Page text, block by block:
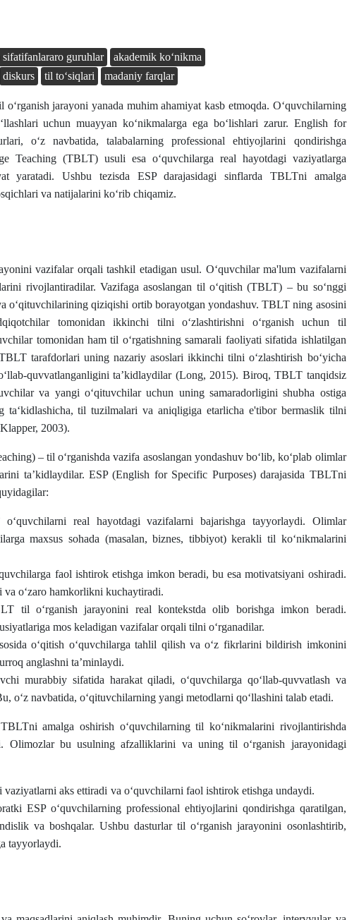
sifatifanlararo guruhlar
akademik ko‘nikma
diskurs til to‘siqlari madaniy farqlar
jarayoni yanada muhim ahamiyat kasb etmoqda. O‘quvchilarning
uchun muayyan ko‘nikmalarga ega bo‘lishlari zarur. English for
o‘z navbatida, talabalarning professional ehtiyojlarini qondirishga
Teaching (TBLT) usuli esa o‘quvchilarga real hayotdagi vaziyatlarga
yaratadi. Ushbu tezisda ESP darajasidagi sinflarda TBLTni amalga
va natijalarini ko‘rib chiqamiz.
vazifalar orqali tashkil etadigan usul. O‘quvchilar ma'lum vazifalarni
rivojlantiradilar. Vazifaga asoslangan til o‘qitish (TBLT) – bu so‘nggi
o‘qituvchilarining qiziqishi ortib borayotgan yondashuv. TBLT ning asosini
tomonidan ikkinchi tilni o‘zlashtirishni o‘rganish uchun til
tomonidan ham til o‘rgatishning samarali faoliyati sifatida ishlatilgan
tarafdorlari uning nazariy asoslari ikkinchi tilni o‘zlashtirish bo‘yicha
quvvatlanganligini ta’kidlaydilar (Long, 2015). Biroq, TBLT tanqidsiz
va yangi o‘qituvchilar uchun uning samaradorligini shubha ostiga
ta‘kidlashicha, til tuzilmalari va aniqligiga etarlicha e'tibor bermaslik tilni
2003).
– til o‘rganishda vazifa asoslangan yondashuv bo‘lib, ko‘plab olimlar
ta’kidlaydilar. ESP (English for Specific Purposes) darajasida TBLTni
quyidagilar:
real hayotdagi vazifalarni bajarishga tayyorlaydi. Olimlar
maxsus sohada (masalan, biznes, tibbiyot) kerakli til ko‘nikmalarini
faol ishtirok etishga imkon beradi, bu esa motivatsiyani oshiradi.
o‘zaro hamkorlikni kuchaytiradi.
til o‘rganish jarayonini real kontekstda olib borishga imkon beradi.
mos keladigan vazifalar orqali tilni o‘rganadilar.
o‘qitish o‘quvchilarga tahlil qilish va o‘z fikrlarini bildirish imkonini
anglashni ta’minlaydi.
murabbiy sifatida harakat qiladi, o‘quvchilarga qo‘llab-quvvatlash va
o‘z navbatida, o‘qituvchilarning yangi metodlarni qo‘llashini talab etadi.
amalga oshirish o‘quvchilarning til ko‘nikmalarini rivojlantirishda
Olimozlar bu usulning afzalliklarini va uning til o‘rganish jarayonidagi
vaziyatlarni aks ettiradi va o‘quvchilarni faol ishtirok etishga undaydi.
ESP o‘quvchilarning professional ehtiyojlarini qondirishga qaratilgan,
va boshqalar. Ushbu dasturlar til o‘rganish jarayonini osonlashtirib,
tayyorlaydi.